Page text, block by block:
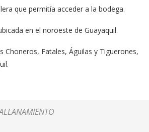
que permitía acceder a la bodega.
en el noroeste de Guayaquil.
Fatales, Águilas y Tiguerones,